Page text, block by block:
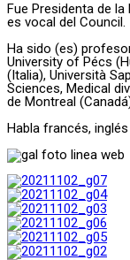
Fue Presidenta de
es vocal del Council.
Ha sido (es)
University of Pécs
(Italia), Università
Sciences, Medical
de Montreal
Habla francés,